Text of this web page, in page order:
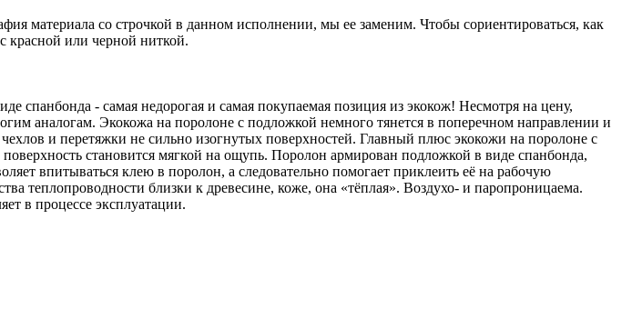
материала со строчкой в данном исполнении, мы ее заменим. Чтобы сориентироваться, как
красной или черной ниткой.
спанбонда - самая недорогая и самая покупаемая позиция из экокож! Несмотря на цену,
аналогам. Экокожа на поролоне с подложкой немного тянется в поперечном направлении и
и перетяжки не сильно изогнутых поверхностей. Главный плюс экокожи на поролоне с
становится мягкой на ощупь. Поролон армирован подложкой в виде спанбонда,
впитываться клею в поролон, а следовательно помогает приклеить её на рабочую
теплопроводности близки к древесине, коже, она «тёплая». Воздухо- и паропроницаема.
в процессе эксплуатации.